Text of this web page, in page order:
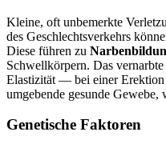
Kleine, oft unbemerkte
des Geschlechtsverkehrs
Diese führen zu
Schwellkörpern. Das
Elastizität — bei einer Erektion
umgebende gesunde
Genetische Faktoren